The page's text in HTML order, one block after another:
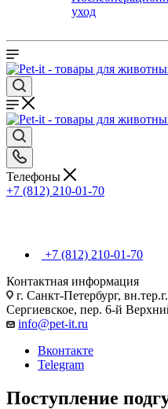
уход
Телефоны
+7 (812) 210-01-70
+7 (812) 210-01-70
Контактная информация
г. Санкт-Петербург,
Сергиевское, пер. 6-й
info@pet-it.ru
Вконтакте
Telegram
Поступление